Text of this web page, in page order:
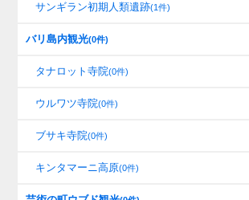
サンギラン初期人類遺跡(1件)
バリ島内観光(0件)
タナロット寺院(0件)
ウルワツ寺院(0件)
ブサキ寺院(0件)
キンタマーニ高原(0件)